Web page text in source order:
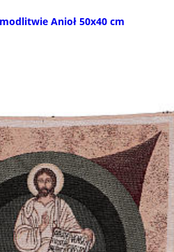
Anioł 50x40 cm